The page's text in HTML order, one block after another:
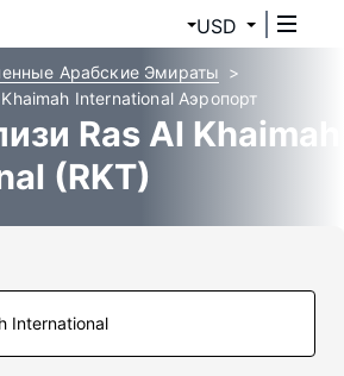
USD
Арабские Эмираты
International Аэропорт
Ras Al Khaimah
(RKT)